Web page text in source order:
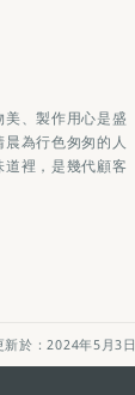
、製作用心是盛
為行色匆匆的人
裡，是幾代顧客
新於：2024年5月3日